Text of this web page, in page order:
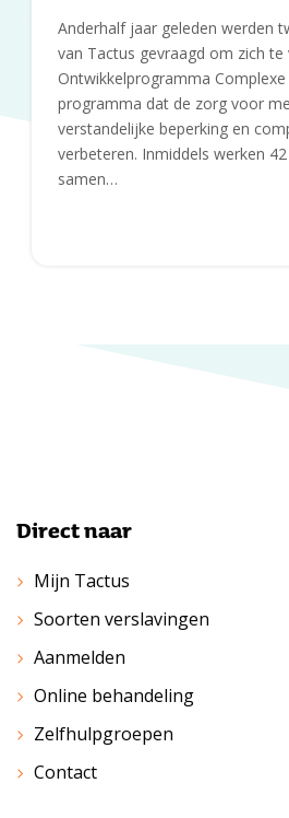
Anderhalf jaar geleden werden
van Tactus gevraagd om zich
Ontwikkelprogramma
programma dat de zorg voor
verstandelijke beperking en
verbeteren. Inmiddels werken
samen…
Direct naar
Mijn Tactus
Soorten verslavingen
Aanmelden
Online behandeling
Zelfhulpgroepen
Contact